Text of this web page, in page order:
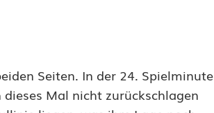
Seiten. In der 24. Spielminute
Mal nicht zurückschlagen